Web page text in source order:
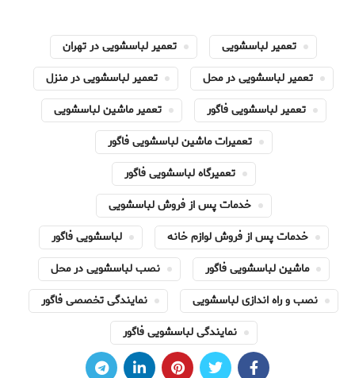
تعمیر لباسشویی
تعمیر لباسشویی در تهران
تعمیر لباسشویی در محل
تعمیر لباسشویی در منزل
تعمیر لباسشویی فاگور
تعمیر ماشین لباسشویی
تعمیرات ماشین لباسشویی فاگور
تعمیرگاه لباسشویی فاگور
خدمات پس از فروش لباسشویی
خدمات پس از فروش لوازم خانه
لباسشویی فاگور
ماشین لباسشویی فاگور
نصب لباسشویی در محل
نصب و راه اندازی لباسشویی
نمایندگی تخصصی فاگور
نمایندگی لباسشویی فاگور